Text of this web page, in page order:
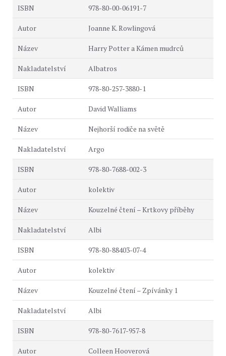
978-80-00-06191-7
Joanne K. Rowlingová
Harry Potter a Kámen mudrců
Albatros
978-80-257-3880-1
David Walliams
Nejhorší rodiče na světě
Argo
978-80-7688-002-3
kolektiv
Kouzelné čtení – Krtkovy příběhy
Albi
978-80-88403-07-4
kolektiv
Kouzelné čtení – Zpívánky 1
Albi
978-80-7617-957-8
Colleen Hooverová